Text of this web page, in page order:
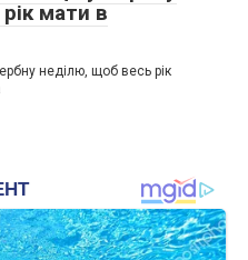
мати в
неділю, щоб весь рік